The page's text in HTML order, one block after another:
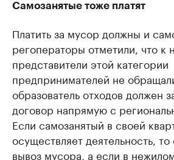
Самозанятые тоже платят
Платить за мусор должны и
регоператоры отметили, что к
представители этой категории
предпринимателей не
образователь отходов должен
договор напрямую с
Если самозанятый в своей
осуществляет деятельность,
вывоз мусора, а если в